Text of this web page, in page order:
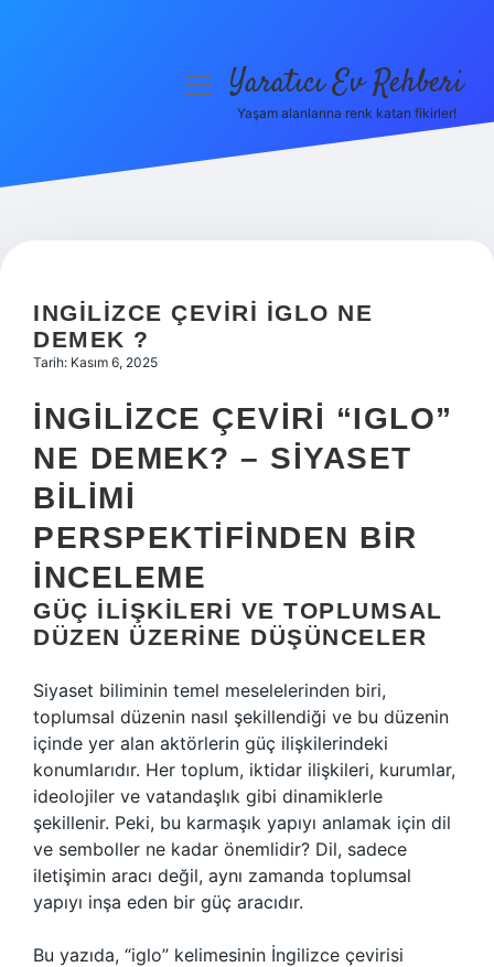
Hakkımızda
menüyüYaratıcı Ev Rehberi
Yaşam alanlarına renk katan fikirler!
INGILIZCE ÇEVIRI IGLO NE
DEMEK ?
Tarih: Kasım 6, 2025
İNGILIZCE ÇEVIRI “IGLO”
NE DEMEK? – SIYASET
BILIMI
PERSPEKTIFINDEN BIR
İNCELEME
GÜÇ İLIŞKILERI VE TOPLUMSAL
DÜZEN ÜZERINE DÜŞÜNCELER
Siyaset biliminin temel meselelerinden biri,
toplumsal düzenin nasıl şekillendiği ve bu düzenin
içinde yer alan aktörlerin güç ilişkilerindeki
konumlarıdır. Her toplum, iktidar ilişkileri, kurumlar,
ideolojiler ve vatandaşlık gibi dinamiklerle
şekillenir. Peki, bu karmaşık yapıyı anlamak için dil
ve semboller ne kadar önemlidir? Dil, sadece
iletişimin aracı değil, aynı zamanda toplumsal
yapıyı inşa eden bir güç aracıdır.
Bu yazıda, “iglo” kelimesinin İngilizce çevirisi